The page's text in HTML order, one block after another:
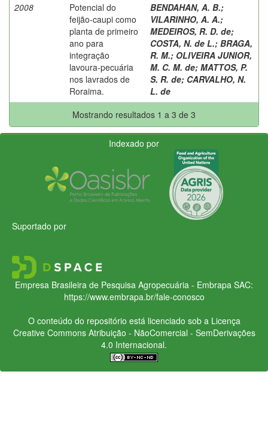
2008
Potencial do
feijão-caupi como
planta de primeiro
ano para
integração
lavoura-pecuária
nos lavrados de
Roraima.
BENDAHAN, A. B.;
VILARINHO, A. A.;
MEDEIROS, R. D. de;
COSTA, N. de L.; BRAGA,
R. M.; OLIVEIRA JUNIOR,
M. C. M. de; MATTOS, P.
S. R. de; CARVALHO, N.
L. de
Mostrando resultados 1 a 3 de 3
Indexado por
Suportado por
Empresa Brasileira de Pesquisa Agropecuária - Embrapa SAC:
https://www.embrapa.br/fale-conosco
O conteúdo do repositório está licenciado sob a Licença
Creative CommonsAtribuição - NãoComercial - SemDerivações
4.0 Internacional.